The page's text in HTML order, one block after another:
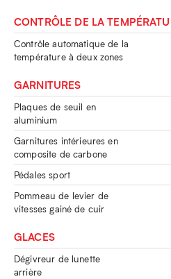
CONTRÔLE DE LA
Contrôle automatique de la
température à deux zones
GARNITURES
Plaques de seuil en
aluminium
Garnitures intérieures en
composite de carbone
Pédales sport
Pommeau de levier de
vitesses gainé de cuir
GLACES
Dégivreur de lunette
arrière